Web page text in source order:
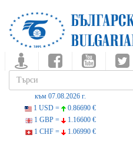
към 07.08.2026 г.
1 USD =
0.86690 €
1 GBP =
1.16600 €
1 CHF =
1.06990 €